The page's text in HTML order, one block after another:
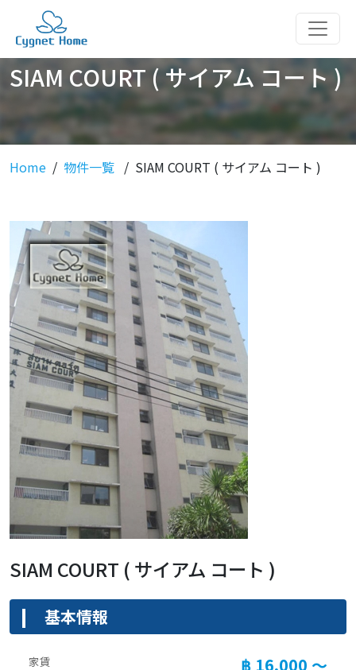
SIAM COURT ( サイアム コート )
Home 物件一覧 SIAM COURT ( サイアム コート )
SIAM COURT ( サイアム コート )
基本情報
家賃 ฿ 16,000 ～